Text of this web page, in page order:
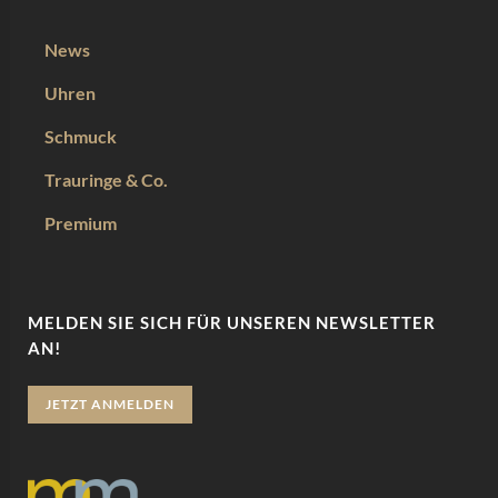
News
Uhren
Schmuck
Trauringe & Co.
Premium
MELDEN SIE SICH FÜR UNSEREN NEWSLETTER
AN!
JETZT ANMELDEN